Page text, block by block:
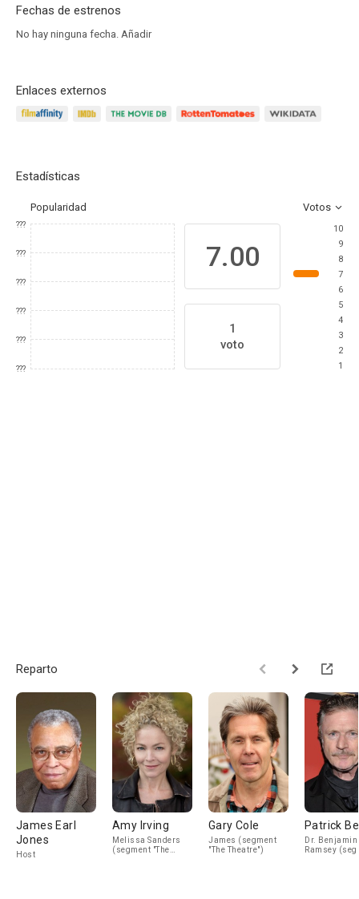
Fechas de estrenos
No hay ninguna fecha. Añadir
Enlaces externos
Estadísticas
Popularidad Votos
???
???
???
???
???
???
7.00
1
voto
10
9
8
7
6
5
4
3
2
1
Reparto
James Earl
Jones
Host
Amy Irving
Melissa Sanders
(segment "The
Gary Cole
James (segment
"The Theatre")
Patrick
Dr. Benjamin
Ramsey